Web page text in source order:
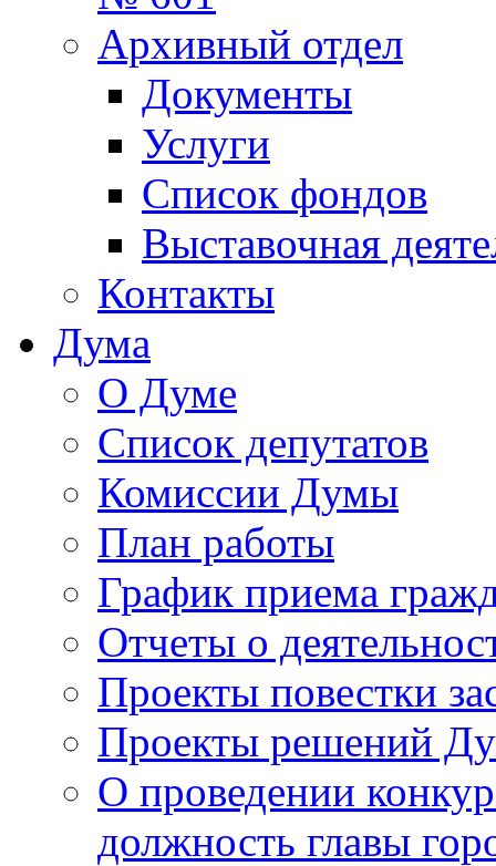
Архивный отдел
Документы
Услуги
Список фондов
Выставочная
Контакты
Дума
О Думе
Список депутатов
Комиссии Думы
План работы
График приема
Отчеты о
Проекты повестки
Проекты решений
О проведении
должность главы